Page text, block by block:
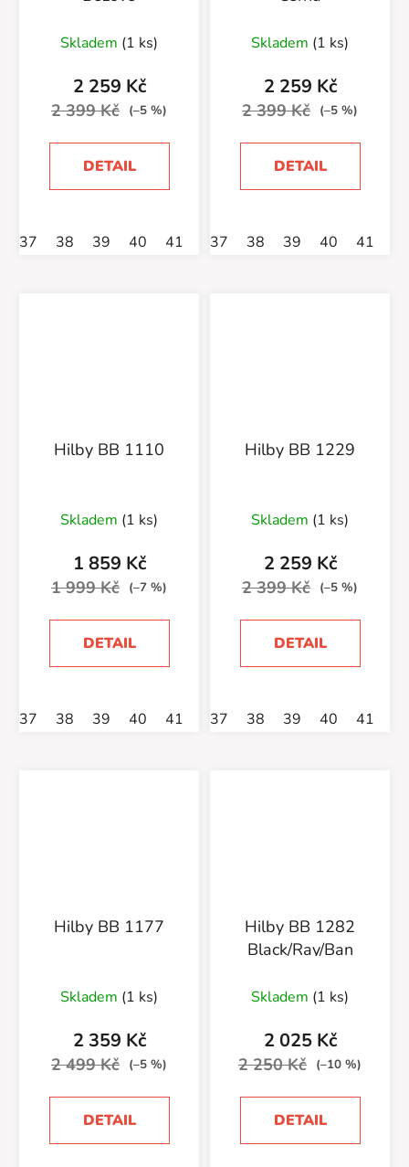
Skladem (1 ks)
2 259 Kč
2 399 Kč (–5 %)
DETAIL
37 38 39 40 41
Skladem (1 ks)
2 259 Kč
2 399 Kč (–5 %)
DETAIL
37 38 39 40 41
Hilby BB 1110
Skladem (1 ks)
1 859 Kč
1 999 Kč (–7 %)
DETAIL
37 38 39 40 41
Hilby BB 1229
Skladem (1 ks)
2 259 Kč
2 399 Kč (–5 %)
DETAIL
37 38 39 40 41
Hilby BB 1177
Skladem (1 ks)
2 359 Kč
2 499 Kč (–5 %)
DETAIL
Hilby BB 1282
Black/Ray/Ban
Skladem (1 ks)
2 025 Kč
2 250 Kč (–10 %)
DETAIL